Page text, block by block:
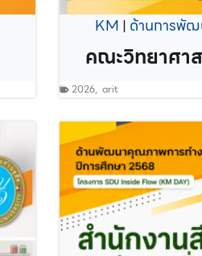
KM | ด้านการพั
คณะวิทยาศาส
2026, arit